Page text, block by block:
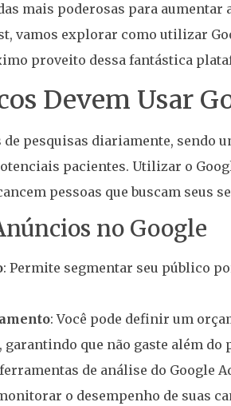
mais poderosas para aumentar
vamos explorar como utilizar
proveito dessa fantástica
Devem Usar
de pesquisas diariamente, sendo
pacientes. Utilizar o
pessoas que buscam seus
no Google
: Permite segmentar seu público
: Você pode definir um
que não gaste além do
de análise do Google
o desempenho de suas